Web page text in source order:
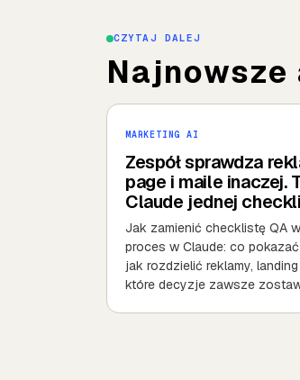
CZYTAJ DALEJ
MARKETING AI
Zespół sprawdza
page i maile inaczej.
Claude jednej
Jak zamienić checklistę QA
proces w Claude: co
jak rozdzielić reklamy,
które decyzje zawsze